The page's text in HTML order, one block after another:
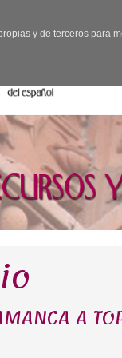
y de terceros para
A